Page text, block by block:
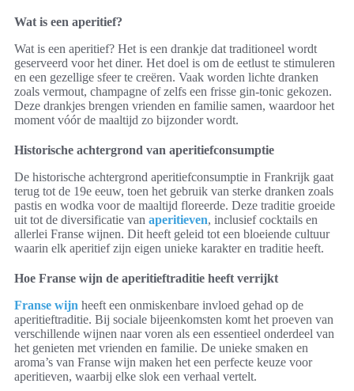
Wat is een aperitief?
Wat is een aperitief? Het is een drankje dat traditioneel wordt
geserveerd voor het diner. Het doel is om de eetlust te stimuleren
en een gezellige sfeer te creëren. Vaak worden lichte dranken
zoals vermout, champagne of zelfs een frisse gin-tonic gekozen.
Deze drankjes brengen vrienden en familie samen, waardoor het
moment vóór de maaltijd zo bijzonder wordt.
Historische achtergrond van aperitiefconsumptie
De historische achtergrond aperitiefconsumptie in Frankrijk gaat
terug tot de 19e eeuw, toen het gebruik van sterke dranken zoals
pastis en wodka voor de maaltijd floreerde. Deze traditie groeide
uit tot de diversificatie van aperitieven, inclusief cocktails en
allerlei Franse wijnen. Dit heeft geleid tot een bloeiende cultuur
waarin elk aperitief zijn eigen unieke karakter en traditie heeft.
Hoe Franse wijn de aperitieftraditie heeft verrijkt
Franse wijn heeft een onmiskenbare invloed gehad op de
aperitieftraditie. Bij sociale bijeenkomsten komt het proeven van
verschillende wijnen naar voren als een essentieel onderdeel van
het genieten met vrienden en familie. De unieke smaken en
aroma’s van Franse wijn maken het een perfecte keuze voor
aperitieven, waarbij elke slok een verhaal vertelt.